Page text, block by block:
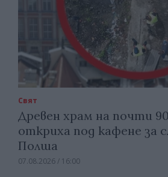
Свят
Древен храм на почти
откриха под кафене за
Полша
07.08.2026 / 16:00